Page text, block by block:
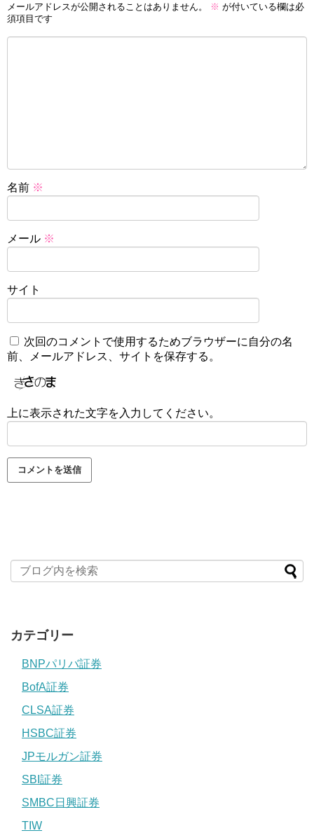
メールアドレスが公開されることはありません。 ※ が付いている欄は必
須項目です
名前 ※
メール ※
サイト
次回のコメントで使用するためブラウザーに自分の名
前、メールアドレス、サイトを保存する。
上に表示された文字を入力してください。
カテゴリー
BNPパリバ証券
BofA証券
CLSA証券
HSBC証券
JPモルガン証券
SBI証券
SMBC日興証券
TIW